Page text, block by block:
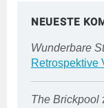
NEUESTE
Wunderbare
Retrospektive
The Brickpool